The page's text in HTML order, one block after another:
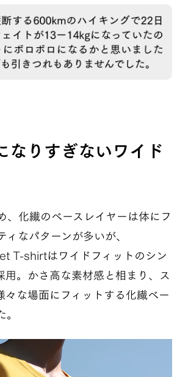
なりすぎないワイド
、化繊のベースレイヤーは体にフ
ィなパターンが多いが、
T-shirtはワイドフィットのシン
用。かさ高な素材感と相まり、ス
々な場面にフィットする化繊ベー
。